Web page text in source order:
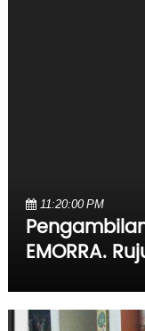
11:20:00 PM
EMORRA.